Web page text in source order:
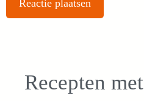
Recepten met